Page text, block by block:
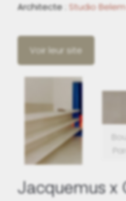
Architecte : Studio Belem
Voir leur site
Jacquemus x